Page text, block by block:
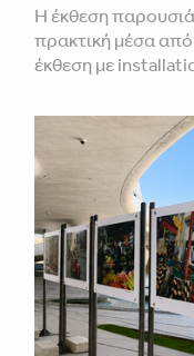
H έκθεση
πρακτική μέσα
έκθεση με